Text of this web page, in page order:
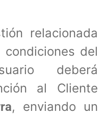
relacionada
del
deberá
al Cliente
, enviando un